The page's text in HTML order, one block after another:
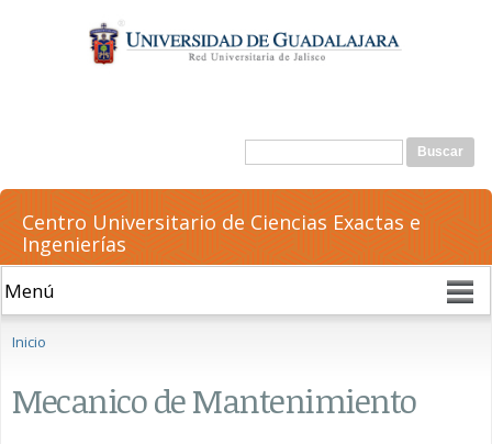
contenido
principal
Formulario de búsqueda
Buscar
Centro Universitario de Ciencias Exactas e
Ingenierías
Inicio
Mecanico de Mantenimiento